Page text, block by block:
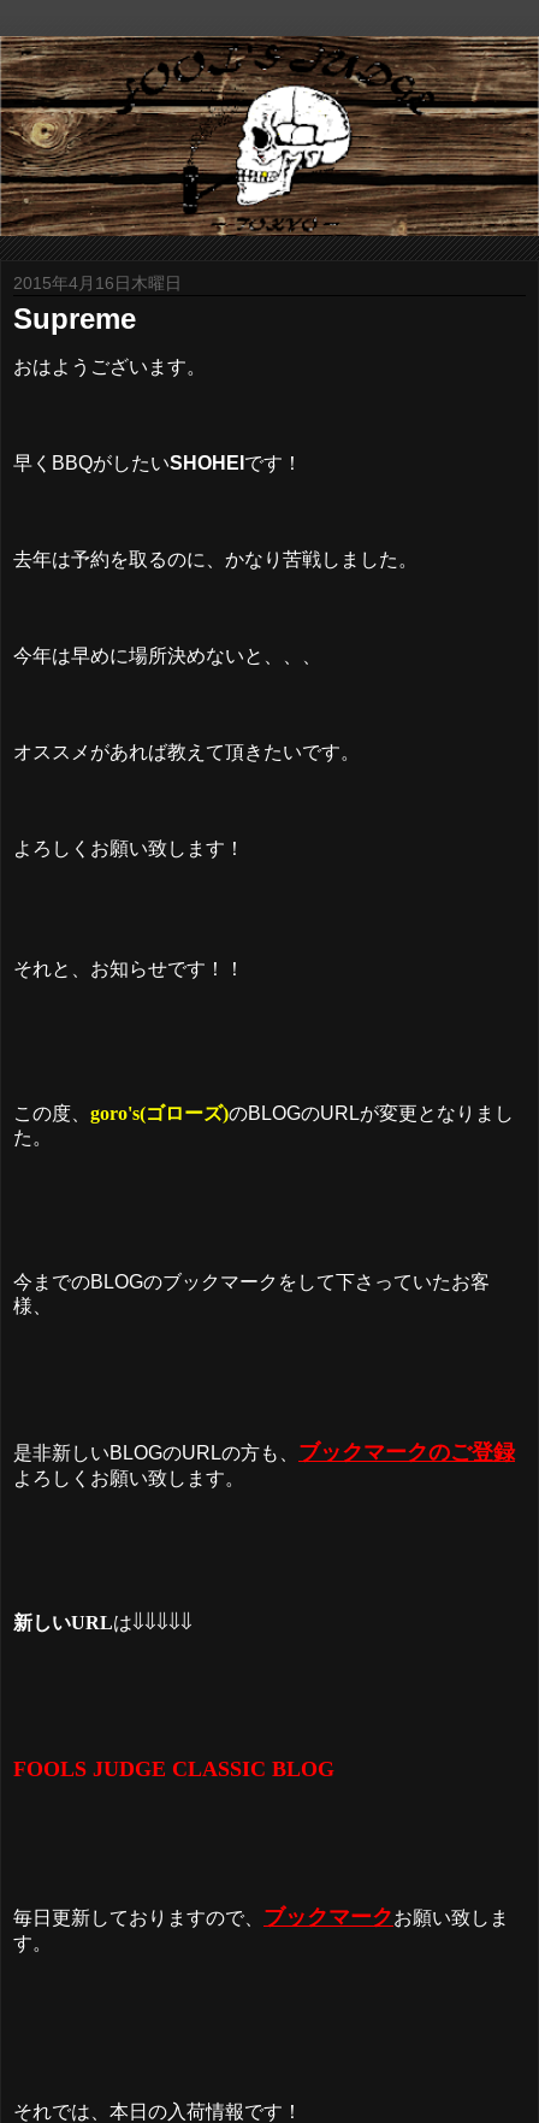
2015年4月16日木曜日
Supreme
おはようございます。
早くBBQがしたいSHOHEI です！
去年は予約を取るのに、かなり苦戦しました。
今年は早めに場所決めないと、、、
オススメがあれば教えて頂きたいです。
よろしくお願い致します！
それと、お知らせです！！
この度、 goro's(ゴローズ)のBLOGのURLが変更となりまし
た。
今までのBLOGのブックマークをして下さっていたお客
様、
是非新しいBLOGのURLの方も、 ブックマークのご登録
よろしくお願い致します。
新しいURLは⇓⇓⇓⇓⇓
FOOLS JUDGE CLASSIC BLOG
毎日更新しておりますので、 ブックマークお願い致しま
す。
それでは、本日の入荷情報です！